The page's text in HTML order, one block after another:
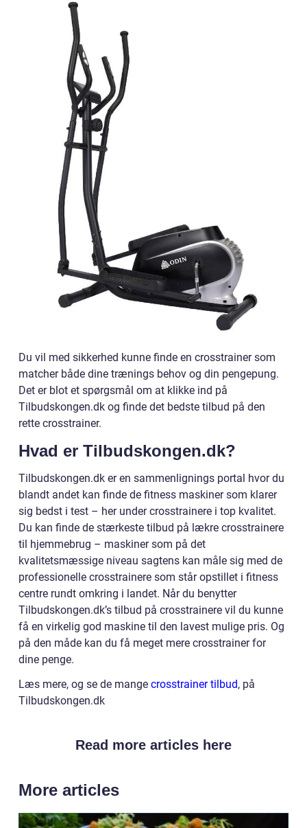
Du vil med sikkerhed kunne finde en crosstrainer som
matcher både dine trænings behov og din pengepung.
Det er blot et spørgsmål om at klikke ind på
Tilbudskongen.dk og finde det bedste tilbud på den
rette crosstrainer.
Hvad er Tilbudskongen.dk?
Tilbudskongen.dk er en sammenlignings portal hvor du
blandt andet kan finde de fitness maskiner som klarer
sig bedst i test – her under crosstrainere i top kvalitet.
Du kan finde de stærkeste tilbud på lækre crosstrainere
til hjemmebrug – maskiner som på det
kvalitetsmæssige niveau sagtens kan måle sig med de
professionelle crosstrainere som står opstillet i fitness
centre rundt omkring i landet. Når du benytter
Tilbudskongen.dk’s tilbud på crosstrainere vil du kunne
få en virkelig god maskine til den lavest mulige pris. Og
på den måde kan du få meget mere crosstrainer for
dine penge.
Læs mere, og se de mange crosstrainer tilbud, på
Tilbudskongen.dk
Read more articles here
More articles